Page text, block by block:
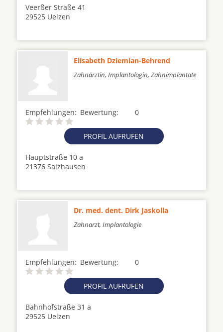
Veerßer Straße 41
29525 Uelzen
Elisabeth Dziemian-Behrend
Zahnärztin, Implantologin, Zahnimplantate
Empfehlungen: 0
Bewertung:
PROFIL AUFRUFEN
Hauptstraße 10 a
21376 Salzhausen
Dr. med. dent. Dirk Jaskolla
Zahnarzt, Implantologie
Empfehlungen: 0
Bewertung:
PROFIL AUFRUFEN
Bahnhofstraße 31 a
29525 Uelzen